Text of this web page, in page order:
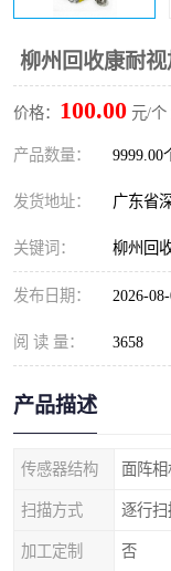
柳州回收康耐
价格： 100.00 元/个
产品数量： 9999.00
发货地址： 广东省
关键词： 柳州回
发布日期： 2026-
阅 读 量： 3658
产品描述
传感器结构 面阵相
扫描方式 逐行扫
加工定制 否